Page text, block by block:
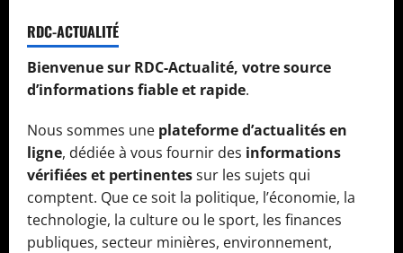
RDC-ACTUALITÉ
Bienvenue sur RDC-Actualité, votre source
d’informations fiable et rapide.
Nous sommes une plateforme d’actualités en
ligne, dédiée à vous fournir des informations
vérifiées et pertinentessur les sujets qui
comptent. Que ce soit la politique, l’économie, la
technologie, la culture ou le sport, les finances
publiques, secteur minières, environnement,